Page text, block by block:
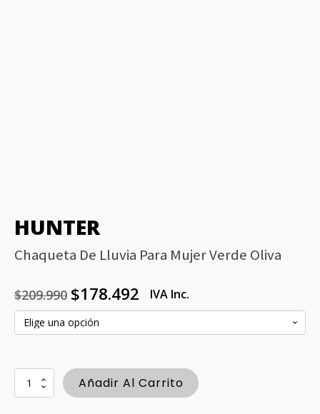
HUNTER
Chaqueta De Lluvia Para Mujer Verde Oliva
$209.990
El
precio
original
$209.990.
$178.492
El
precio
actual
$178.492.
IVA Inc.
Chaqueta
de
Añadir Al Carrito